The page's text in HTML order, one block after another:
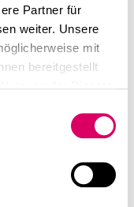
Partner für
weiter. Unsere
mit
bereitgestellt